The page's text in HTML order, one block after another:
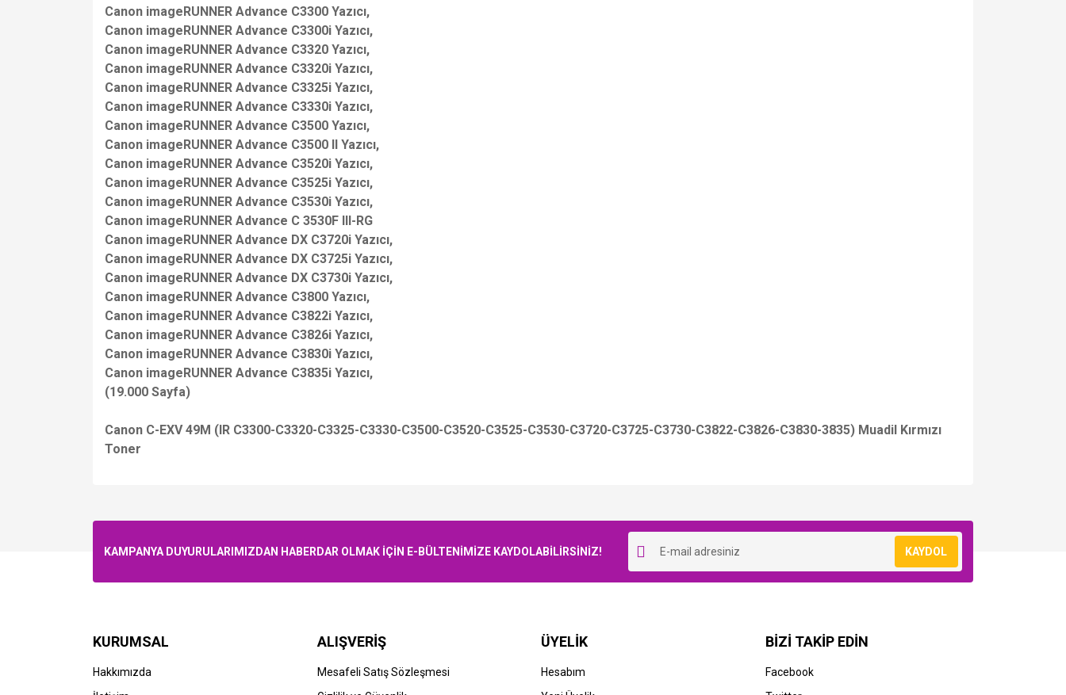
Canon imageRUNNER Advance C3300 Yazıcı,
Canon imageRUNNER Advance C3300i Yazıcı,
Canon imageRUNNER Advance C3320 Yazıcı,
Canon imageRUNNER Advance C3320i Yazıcı,
Canon imageRUNNER Advance C3325i Yazıcı,
Canon imageRUNNER Advance C3330i Yazıcı,
Canon imageRUNNER Advance C3500 Yazıcı,
Canon imageRUNNER Advance C3500 II Yazıcı,
Canon imageRUNNER Advance C3520i Yazıcı,
Canon imageRUNNER Advance C3525i Yazıcı,
Canon imageRUNNER Advance C3530i Yazıcı,
Canon imageRUNNER Advance C 3530F III-RG
Canon imageRUNNER Advance DX C3720i Yazıcı,
Canon imageRUNNER Advance DX C3725i Yazıcı,
Canon imageRUNNER Advance DX C3730i Yazıcı,
Canon imageRUNNER Advance C3800 Yazıcı,
Canon imageRUNNER Advance C3822i Yazıcı,
Canon imageRUNNER Advance C3826i Yazıcı,
Canon imageRUNNER Advance C3830i Yazıcı,
Canon imageRUNNER Advance C3835i Yazıcı,
(19.000 Sayfa)
Canon C-EXV 49M (IR C3300-C3320-C3325-C3330-C3500-C3520-C3525-C3530-C3720-C3725-C3730-C3822-C3826-C3830-3835) Muadil Kırmızı
Toner
KAMPANYA DUYURULARIMIZDAN HABERDAR OLMAK İÇİN E-BÜLTENİMİZE KAYDOLABİLİRSİNİZ! KAYDOL
KURUMSAL
Hakkımızda
ALIŞVERİŞ
Mesafeli Satış Sözleşmesi
ÜYELİK
Hesabım
BİZİ TAKİP EDİN
Facebook